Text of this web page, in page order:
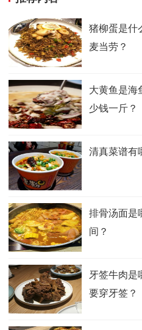
猪柳蛋是什
麦当劳？
大黄鱼是海
少钱一斤？
清真菜谱有
排骨汤面是
间？
牙签牛肉是
要穿牙签？